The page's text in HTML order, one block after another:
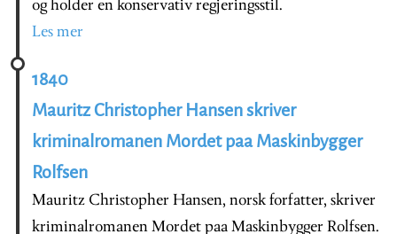
og holder en konservativ regjeringsstil.
Les mer
1840
Mauritz Christopher Hansen skriver
kriminalromanen Mordet paa Maskinbygger
Rolfsen
Mauritz Christopher Hansen, norsk forfatter, skriver
kriminalromanen Mordet paa Maskinbygger Rolfsen.